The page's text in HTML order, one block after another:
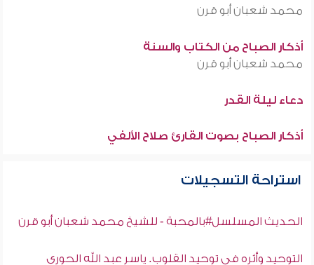
محمد شعبان أبو قرن
أذكار الصباح من الكتاب والسنة
محمد شعبان أبو قرن
دعاء ليلة القدر
أذكار الصباح بصوت القارئ صلاح الألفي
استراحة التسجيلات
الحديث المسلسل#بالمحبة - للشيخ محمد شعبان أبو قرن
التوحيد وأثره في توحيد القلوب. ياسر عبد الله الحوري